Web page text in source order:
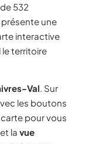
532
une
interactive
territoire
Val. Sur
les boutons
pour vous
et la vue